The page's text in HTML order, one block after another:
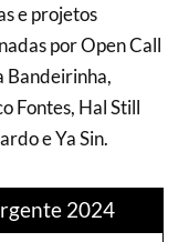
e projetos
por Open Call
Bandeirinha,
Fontes, Hal Still
e Ya Sin.
2024